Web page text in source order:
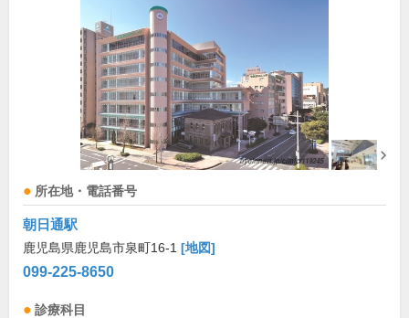
所在地・電話番号
朝日通駅
鹿児島県鹿児島市泉町16-1 [地図]
099-225-8650
診療科目